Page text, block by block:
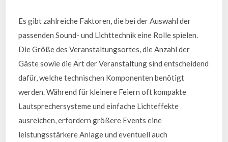
Es gibt zahlreiche Faktoren, die bei der Auswahl der
passenden Sound- und Lichttechnik eine Rolle spielen.
Die Größe des Veranstaltungsortes, die Anzahl der
Gäste sowie die Art der Veranstaltung sind entscheidend
dafür, welche technischen Komponenten benötigt
werden. Während für kleinere Feiern oft kompakte
Lautsprechersysteme und einfache Lichteffekte
ausreichen, erfordern größere Events eine
leistungsstärkere Anlage und eventuell auch